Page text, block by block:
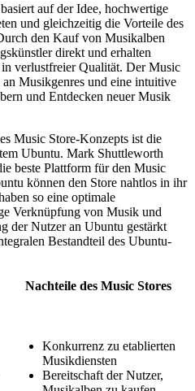
auf der Idee, hochwertige
und gleichzeitig die Vorteile des
den Kauf von Musikalben
direkt und erhalten
verlustfreier Qualität. Der Music
Musikgenres und eine intuitive
und Entdecken neuer Musik
Music Store-Konzepts ist die
Ubuntu. Mark Shuttleworth
beste Plattform für den Music
können den Store nahtlos in ihr
so eine optimale
Verknüpfung von Musik und
der Nutzer an Ubuntu gestärkt
Bestandteil des Ubuntu-
Nachteile des Music Stores
Konkurrenz zu etablierten
Musikdiensten
Bereitschaft der Nutzer,